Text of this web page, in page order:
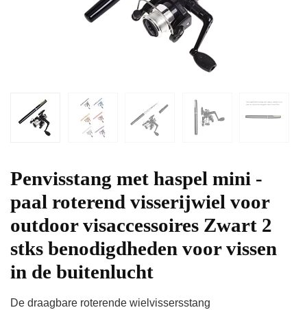
Penvisstang met haspel mini -
paal roterend visserijwiel voor
outdoor visaccessoires Zwart 2
stks benodigdheden voor vissen
in de buitenlucht
De draagbare roterende wielvissersstang